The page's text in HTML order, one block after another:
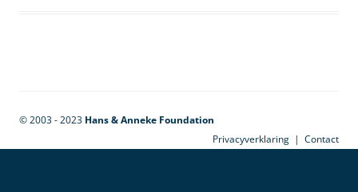
© 2003 - 2023 Hans & Anneke Foundation
Privacyverklaring | Contact